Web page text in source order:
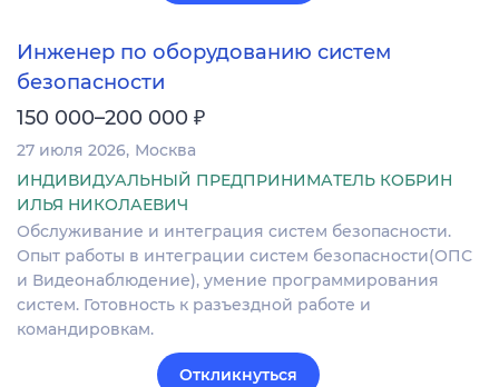
Инженер по оборудованию систем
безопасности
150 000–200 000 ₽
27 июля 2026 Москва
ИНДИВИДУАЛЬНЫЙ ПРЕДПРИНИМАТЕЛЬ КОБРИН
ИЛЬЯ НИКОЛАЕВИЧ
Обслуживание и интеграция систем безопасности.
Опыт работы в интеграции систем безопасности(ОПС
и Видеонаблюдение), умение программирования
систем. Готовность к разъездной работе и
командировкам.
Откликнуться